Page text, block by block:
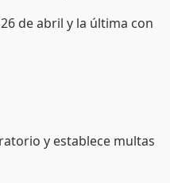
de abril y la última con
y establece multas